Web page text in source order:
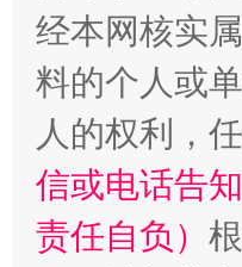
经本网核实
料的个人或
人的权利，
信或电话告
责任自负）